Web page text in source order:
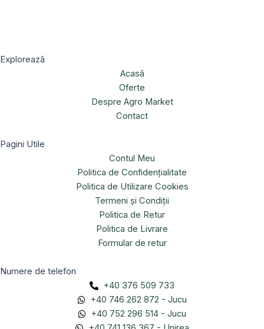
Explorează
Acasă
Oferte
Despre Agro Market
Contact
Pagini Utile
Contul Meu
Politica de Confidențialitate
Politica de Utilizare Cookies
Termeni și Condiții
Politica de Retur
Politica de Livrare
Formular de retur
Numere de telefon
+40 376 509 733
+40 746 262 872 - Jucu
+40 752 296 514 - Jucu